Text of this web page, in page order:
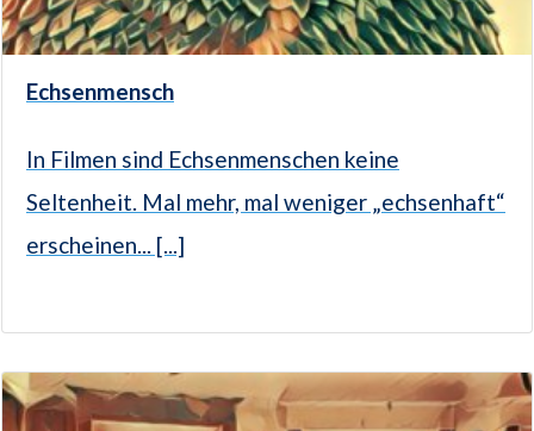
Echsenmensch
In Filmen sind Echsenmenschen keine
Seltenheit. Mal mehr, mal weniger „echsenhaft“
erscheinen... [...]